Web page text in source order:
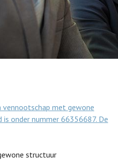
vennootschap met gewone
onder nummer 66356687. De
structuur